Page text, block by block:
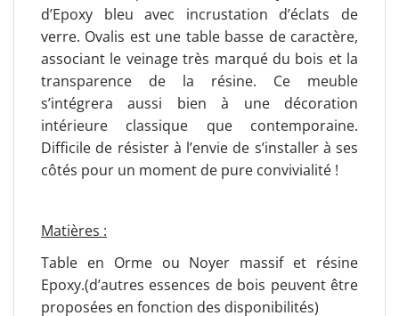
d’Epoxy bleu avec incrustation d’éclats de
verre. Ovalis est une table basse de caractère,
associant le veinage très marqué du bois et la
transparence de la résine. Ce meuble
s’intégrera aussi bien à une décoration
intérieure classique que contemporaine.
Difficile de résister à l’envie de s’installer à ses
côtés pour un moment de pure convivialité !
Matières :
Table en Orme ou Noyer massif et résine
Epoxy.(d’autres essences de bois peuvent être
proposées en fonction des disponibilités)